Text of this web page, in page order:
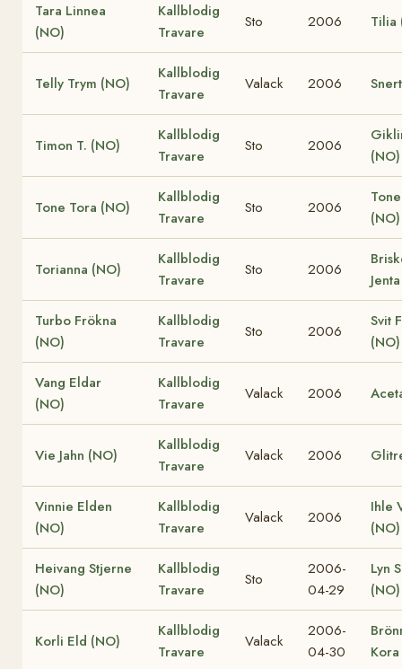
Tara Linnea
(NO)
Kallblodig
Travare
Sto 2006 Tilia
Telly Trym (NO)
Kallblodig
Travare
Valack 2006
Timon T. (NO)
Kallblodig
Travare
Sto 2006
(NO)
Tone Tora (NO)
Kallblodig
Travare
Sto 2006
(NO)
Torianna (NO)
Kallblodig
Travare
Sto 2006
Turbo Frökna
(NO)
Kallblodig
Travare
Sto 2006
Svit
(NO)
Vang Eldar
(NO)
Kallblodig
Travare
Valack 2006
Vie Jahn (NO)
Kallblodig
Travare
Valack 2006
Vinnie Elden
(NO)
Kallblodig
Travare
Valack 2006
Ihle
(NO)
Heivang Stjerne
(NO)
Kallblodig
Travare
Sto
2006-
04-29
Lyn
(NO)
Korli Eld (NO)
Kallblodig
Travare
Valack
2006-
04-30